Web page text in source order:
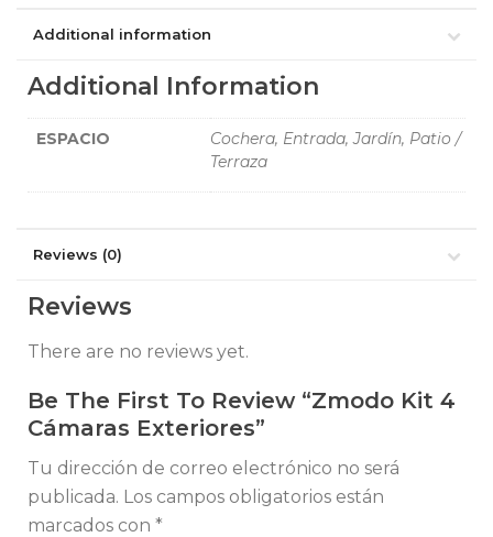
Additional information
Additional Information
ESPACIO
Cochera, Entrada, Jardín, Patio /
Terraza
Reviews (0)
Reviews
There are no reviews yet.
Be The First To Review “Zmodo Kit 4
Cámaras Exteriores”
Tu dirección de correo electrónico no será
publicada. Los campos obligatorios están
marcados con *